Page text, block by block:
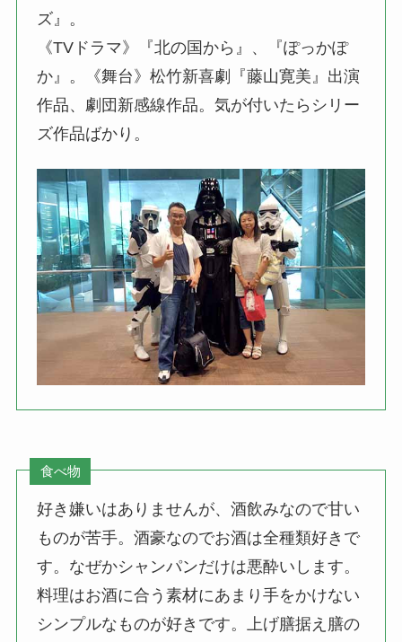
ズ』。
《TVドラマ》『北の国から』、『ぽっかぽ
か』。《舞台》松竹新喜劇『藤山寛美』出演
作品、劇団新感線作品。気が付いたらシリー
ズ作品ばかり。
食べ物
好き嫌いはありませんが、酒飲みなので甘い
ものが苦手。酒豪なのでお酒は全種類好きで
す。なぜかシャンパンだけは悪酔いします。
料理はお酒に合う素材にあまり手をかけない
シンプルなものが好きです。上げ膳据え膳の